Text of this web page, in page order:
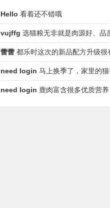
Hello 看着还不错哦
vujffg 选猫粮无非就是肉源好、品质好、工艺好，都乐时磷虾鹿肉烘焙粮真的可以闭眼冲
蕾蕾 都乐时这次的新品配方升级很有针对性，从原料溯源到营养配比都踩中了当下高端市场的需求点，期待后续的区域代
need login 马上换季了，家里的猫毛又要多起来了……太需要像都乐时这种28天就能改善毛发
need login 鹿肉富含很多优质营养，磷虾油对毛发改善也很明显，都乐时太懂铲屎官想要